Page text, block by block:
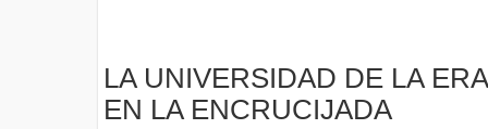
LA UNIVERSIDAD DE LA
EN LA ENCRUCIJADA